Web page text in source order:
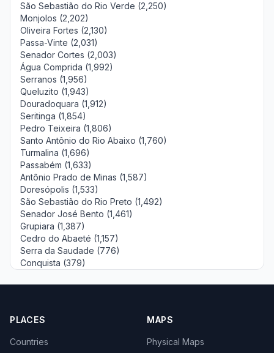
São Sebastião do Rio Verde (2,250)
Monjolos (2,202)
Oliveira Fortes (2,130)
Passa-Vinte (2,031)
Senador Cortes (2,003)
Água Comprida (1,992)
Serranos (1,956)
Queluzito (1,943)
Douradoquara (1,912)
Seritinga (1,854)
Pedro Teixeira (1,806)
Santo Antônio do Rio Abaixo (1,760)
Turmalina (1,696)
Passabém (1,633)
Antônio Prado de Minas (1,587)
Doresópolis (1,533)
São Sebastião do Rio Preto (1,492)
Senador José Bento (1,461)
Grupiara (1,387)
Cedro do Abaeté (1,157)
Serra da Saudade (776)
Conquista (379)
PLACES
Countries
MAPS
Physical Maps